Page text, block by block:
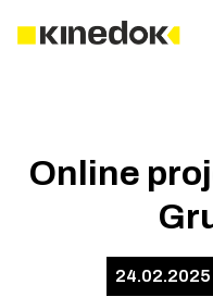
Online
24.02.2025